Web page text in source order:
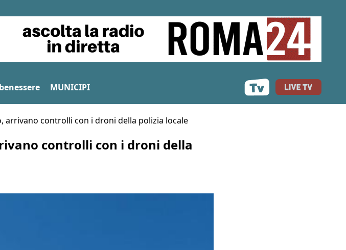
MUNICIPI
arrivano controlli con i droni della polizia locale
controlli con i droni della